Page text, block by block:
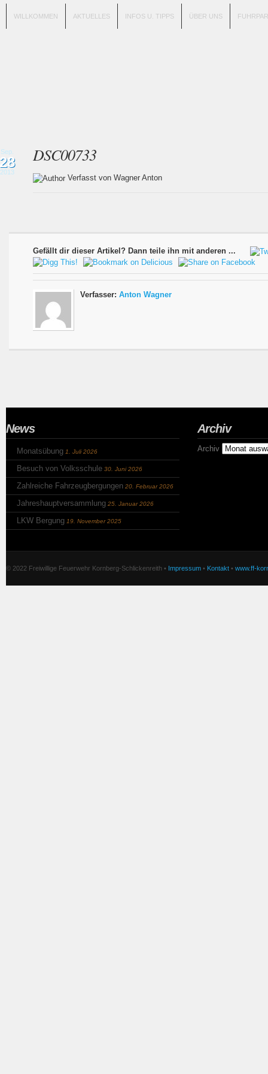
WILLKOMMEN AKTUELLES INFOS U. TIPPS ÜBER UNS
Sep.
28
2013
DSC00733
Verfasst von Wagner Anton
Gefällt dir dieser Artikel? Dann teile ihn mit anderen ...
Verfasser: Anton Wagner
News
Monatsübung 1. Juli 2026
Besuch von Volksschule 30. Juni 2026
Zahlreiche Fahrzeugbergungen 20. Februar 2026
Jahreshauptversammlung 25. Januar 2026
LKW Bergung 19. November 2025
Archiv
Archiv
© 2022 Freiwillige Feuerwehr Kornberg-Schlickenreith • Impressum • Kontakt • www.ff-